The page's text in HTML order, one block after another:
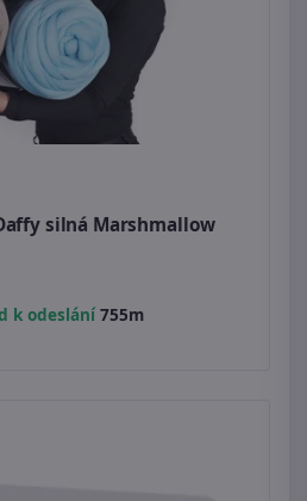
silná Marshmallow
k odeslání755m